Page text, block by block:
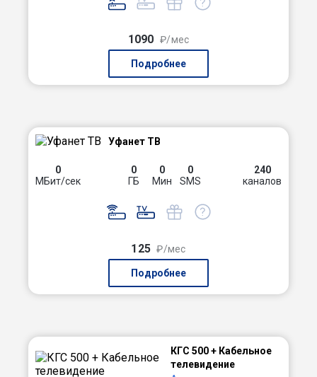
1090 ₽/мес
Подробнее
Уфанет ТВ
0
МБит/сек
0
ГБ
0
Мин
0
SMS
240
каналов
125 ₽/мес
Подробнее
КГС 500 + Кабельное
телевидение